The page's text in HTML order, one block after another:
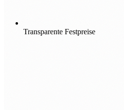
Transparente Festpreise